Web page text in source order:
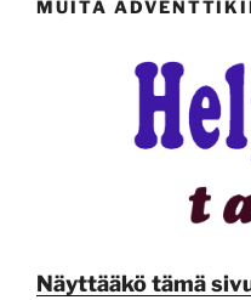
MUITA
Näyttääkö tämä